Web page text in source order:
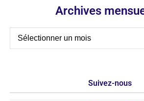
Archives
Suivez-nous